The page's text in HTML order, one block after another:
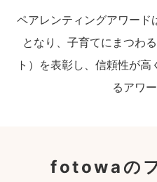
ペアレンティングアワード
となり、子育てにまつわ
ト）を表彰し、信頼性が
るアワ
fotowaの